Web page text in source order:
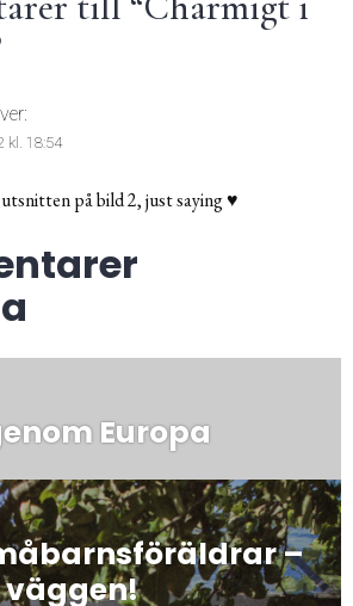
kl. 18:54
på bild 2, just saying ♥️
Europa
–
väggen!